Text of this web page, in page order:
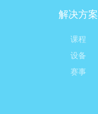
解决方案
课程
设备
赛事